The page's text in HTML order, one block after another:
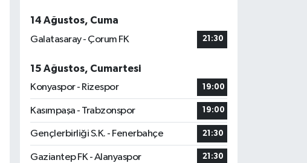
14 Ağustos, Cuma
Galatasaray - Çorum FK
21:30
15 Ağustos, Cumartesi
Konyaspor - Rizespor
19:00
Kasımpaşa - Trabzonspor 19:00
Gençlerbirliği S.K. - Fenerbahçe 21:30
Gaziantep FK - Alanyaspor 21:30